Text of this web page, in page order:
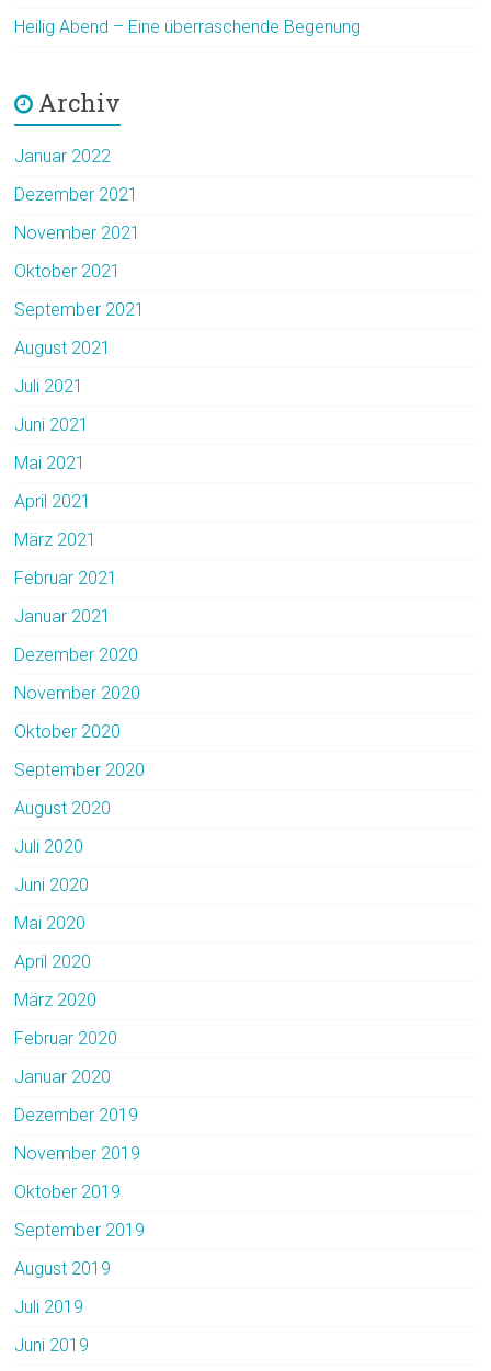
Heilig Abend – Eine überraschende Begenung
Archiv
Januar 2022
Dezember 2021
November 2021
Oktober 2021
September 2021
August 2021
Juli 2021
Juni 2021
Mai 2021
April 2021
März 2021
Februar 2021
Januar 2021
Dezember 2020
November 2020
Oktober 2020
September 2020
August 2020
Juli 2020
Juni 2020
Mai 2020
April 2020
März 2020
Februar 2020
Januar 2020
Dezember 2019
November 2019
Oktober 2019
September 2019
August 2019
Juli 2019
Juni 2019